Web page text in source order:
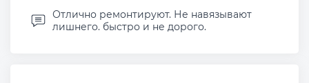
Отлично ремонтируют. Не навязывают
лишнего. быстро и не дорого.